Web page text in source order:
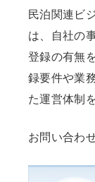
民泊関連ビ
は、自社の
登録の有無
録要件や業
た運営体制
お問い合わ